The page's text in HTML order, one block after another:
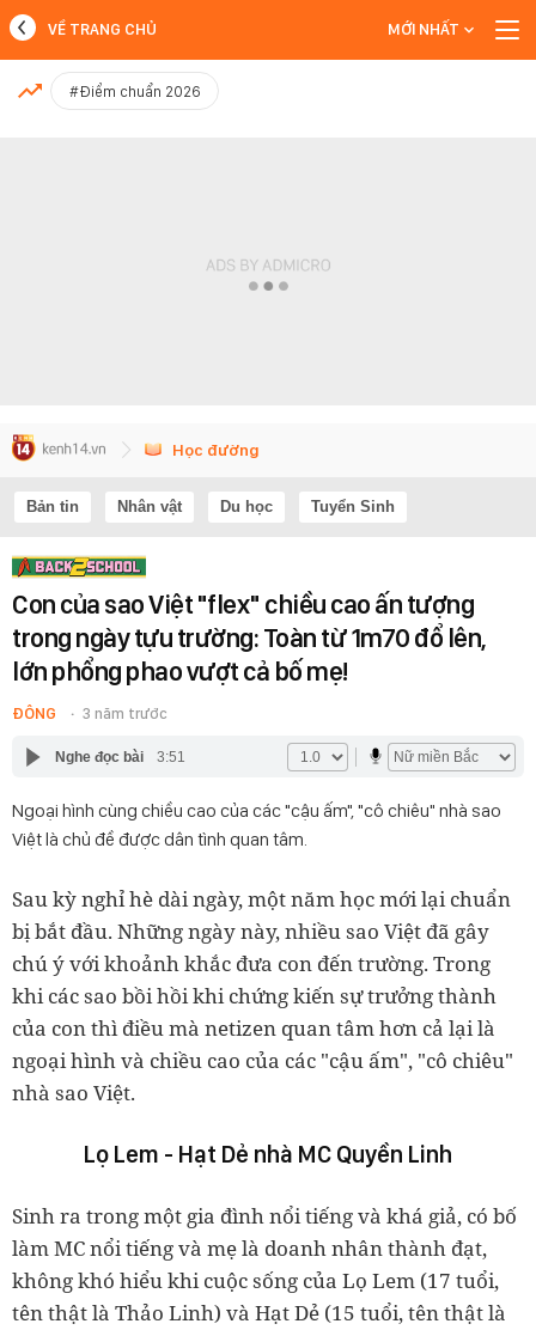
MỚI NHẤT
VỀ TRANG CHỦ MỚI NHẤT
#Điểm chuẩn 2026
Học đường
Bản tin Nhân vật Du học Tuyển Sinh
Con của sao Việt "flex" chiều cao ấn tượng
trong ngày tựu trường: Toàn từ 1m70 đổ lên,
lớn phổng phao vượt cả bố mẹ!
ĐÔNG 3 năm trước
Nghe đọc bài 3:51
Ngoại hình cùng chiều cao của các "cậu ấm", "cô chiêu" nhà sao
Việt là chủ đề được dân tình quan tâm.
Sau kỳ nghỉ hè dài ngày, một năm học mới lại chuẩn
bị bắt đầu. Những ngày này, nhiều sao Việt đã gây
chú ý với khoảnh khắc đưa con đến trường. Trong
khi các sao bồi hồi khi chứng kiến sự trưởng thành
của con thì điều mà netizen quan tâm hơn cả lại là
ngoại hình và chiều cao của các "cậu ấm", "cô chiêu"
nhà sao Việt.
Lọ Lem - Hạt Dẻ nhà MC Quyền Linh
Sinh ra trong một gia đình nổi tiếng và khá giả, có bố
làm MC nổi tiếng và mẹ là doanh nhân thành đạt,
không khó hiểu khi cuộc sống của Lọ Lem (17 tuổi,
tên thật là Thảo Linh) và Hạt Dẻ (15 tuổi, tên thật là